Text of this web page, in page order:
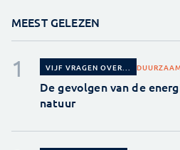
MEEST GELEZEN
VIJF VRAGEN OVER...
De gevolgen van de
natuur